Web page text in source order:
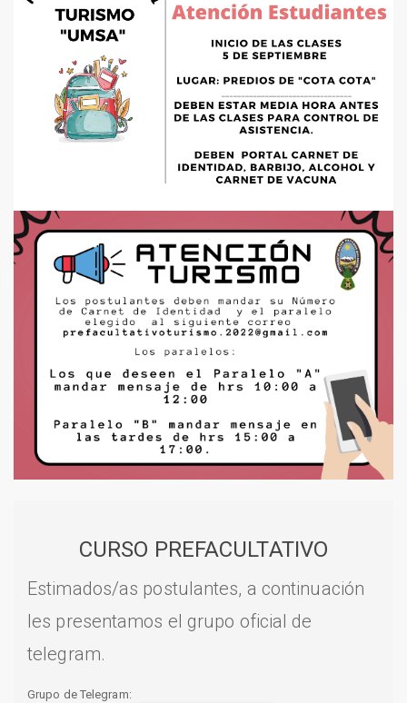
CURSO PREFACULTATIVO
Estimados/as postulantes, a continuación
les presentamos el grupo oficial de
telegram.
Grupo de Telegram: